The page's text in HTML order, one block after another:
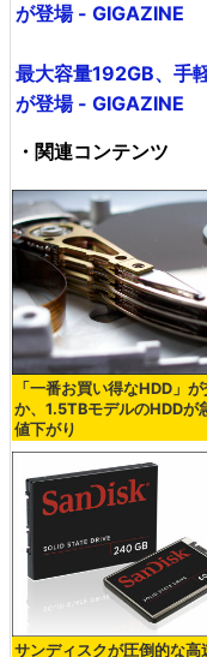
が登場 - GIGAZINE
最大容量192GB、手
が登場 - GIGAZINE
・関連コンテンツ
「一番お買い得なHDD」
か、1.5TBモデルのHDDが
値下がり
サンディスクが圧倒的な高